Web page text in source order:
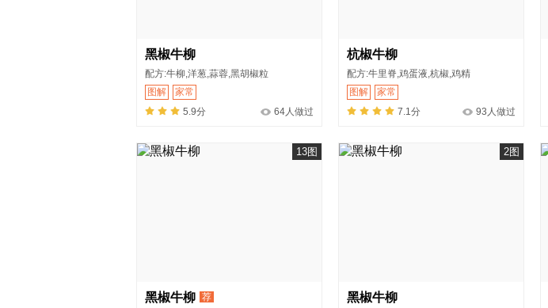
黑椒牛柳
配方:牛柳,洋葱,蒜蓉,黑胡椒粒
图解
家常
5.9分
64人做过
杭椒牛柳
配方:牛里脊,鸡蛋液,杭椒,鸡精
图解
家常
7.1分
93人做过
13图
黑椒牛柳 荐
2图
黑椒牛柳